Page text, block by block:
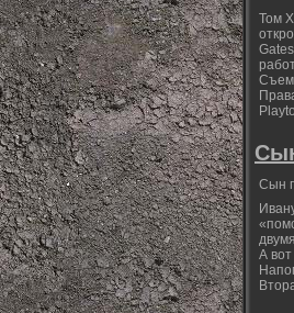
Том
Сын
А вот